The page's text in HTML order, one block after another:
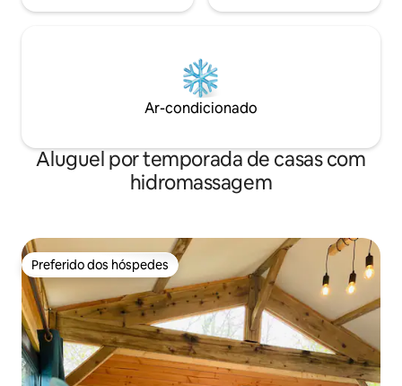
Ar-condicionado
Aluguel por temporada de casas com
hidromassagem
Preferido dos hóspedes
Preferido dos hóspedes